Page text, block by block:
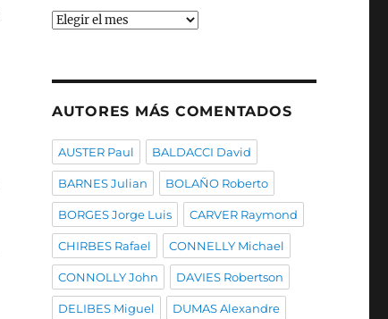
Buscar
AUTORES MÁS COMENTADOS
AUSTER Paul BALDACCI David
BARNES Julian BOLAÑO Roberto
BORGES Jorge Luis CARVER Raymond
CHIRBES Rafael CONNELLY Michael
CONNOLLY John DAVIES Robertson
DELIBES Miguel DUMAS Alexandre